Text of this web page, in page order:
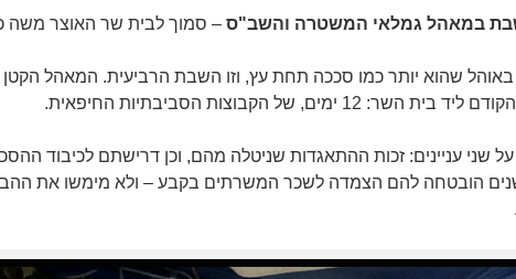
במאהל גמלאי המשטרה והשב"ס – סמוך לבית שר האוצר משה
באוהל שהוא יותר כמו סככה תחת עץ, וזו השבת הרביעית. המאהל
השר: 12 ימים, של הקבוצות הסביבתיות החיפאית.
שני עניינים: זכות ההתאגדות שניטלה מהם, וכן דרישתם לכיבוד
הובטחה להם הצמדה לשכר המשרתים בקבע – ולא מימשו את